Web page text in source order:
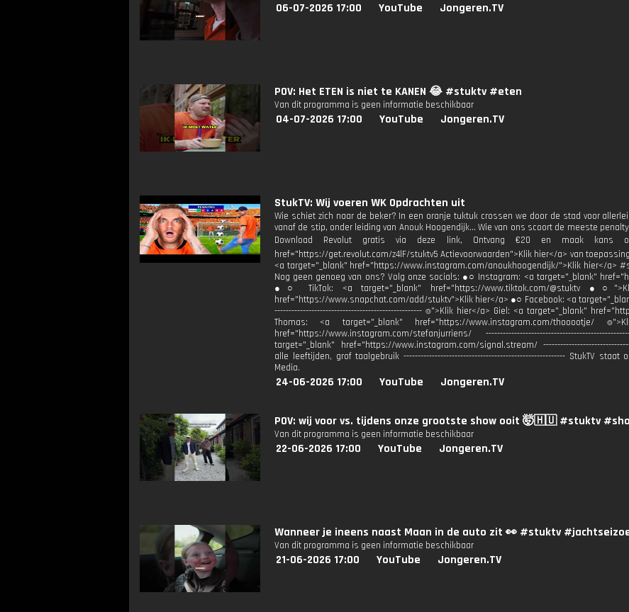
06-07-2026 17:00 YouTube Jongeren.TV
POV: Het ETEN is niet te KANEN 😂 #stuktv #eten
Van dit programma is geen informatie beschikbaar
04-07-2026 17:00 YouTube Jongeren.TV
StukTV: Wij voeren WK Opdrachten uit
Wie schiet zich naar de beker? In een oranje tuktuk crossen we door de stad voor
vanaf de stip, onder leiding van Anouk Hoogendijk… Wie van ons scoort de meeste
Download Revolut gratis via deze link, Ontvang €20 en maak kans
href="https://get.revolut.com/z4lF/stuktv5 Actievoorwaarden">Klik hier</a> van
<a target="_blank" href="https://www.instagram.com/anoukhoogendijk/">Klik hier</a>
Nog geen genoeg van ons? Volg onze socials: ●○ Instagram: <a target="_blank"
●○ TikTok: <a target="_blank" href="https://www.tiktok.com/@stuktv
href="https://www.snapchat.com/add/stuktv">Klik hier</a> ●○ Facebook: <a
---------------------------------------------------- ⌾">Klik hier</a> Giel: <a target="_blank"
Thomas: <a target="_blank" href="https://www.instagram.com/thooootje/
href="https://www.instagram.com/stefanjurriens/
target="_blank" href="https://www.instagram.com/signal.stream/
alle leeftijden, grof taalgebruik --------------------------------------------------------- StukTV
Media.
24-06-2026 17:00 YouTube Jongeren.TV
POV: wij voor vs. tijdens onze grootste show ooit 🤯🇭🇺 #stuktv
Van dit programma is geen informatie beschikbaar
22-06-2026 17:00 YouTube Jongeren.TV
Wanneer je ineens naast Maan in de auto zit 👀 #stuktv
Van dit programma is geen informatie beschikbaar
21-06-2026 17:00 YouTube Jongeren.TV